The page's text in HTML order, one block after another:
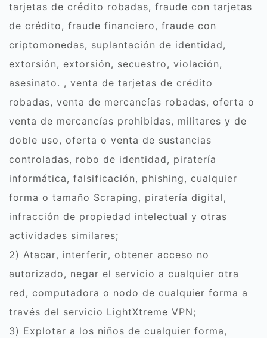
tarjetas de crédito robadas, fraude con tarjetas
de crédito, fraude financiero, fraude con
criptomonedas, suplantación de identidad,
extorsión, extorsión, secuestro, violación,
asesinato. , venta de tarjetas de crédito
robadas, venta de mercancías robadas, oferta o
venta de mercancías prohibidas, militares y de
doble uso, oferta o venta de sustancias
controladas, robo de identidad, piratería
informática, falsificación, phishing, cualquier
forma o tamaño Scraping, piratería digital,
infracción de propiedad intelectual y otras
actividades similares;
2) Atacar, interferir, obtener acceso no
autorizado, negar el servicio a cualquier otra
red, computadora o nodo de cualquier forma a
través del servicio LightXtreme VPN;
3) Explotar a los niños de cualquier forma,